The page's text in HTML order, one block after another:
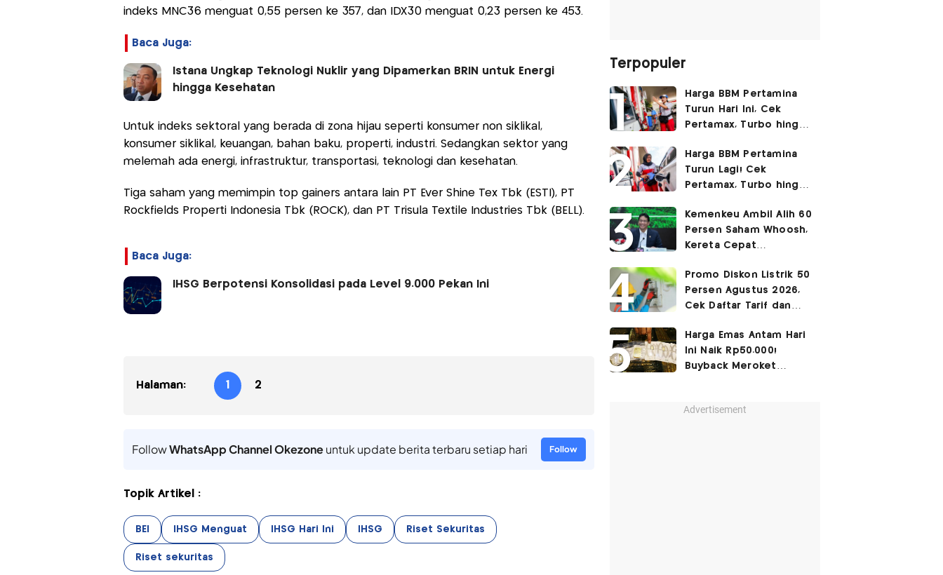
indeks MNC36 menguat 0,55 persen ke 357, dan IDX30 menguat 0,23 persen ke 453.
Baca Juga:
Istana Ungkap Teknologi Nuklir yang Dipamerkan BRIN untuk Energi
hingga Kesehatan
Untuk indeks sektoral yang berada di zona hijau seperti konsumer non siklikal,
konsumer siklikal, keuangan, bahan baku, properti, industri. Sedangkan sektor yang
melemah ada energi, infrastruktur, transportasi, teknologi dan kesehatan.
Tiga saham yang memimpin top gainers antara lain PT Ever Shine Tex Tbk (ESTI), PT
Rockfields Properti Indonesia Tbk (ROCK), dan PT Trisula Textile Industries Tbk (BELL).
Baca Juga:
IHSG Berpotensi Konsolidasi pada Level 9.000 Pekan Ini
Halaman: 1 2
FollowWhatsApp Channel Okezoneuntuk update berita terbaru setiap hari Follow
Topik Artikel :
BEI IHSG Menguat IHSG Hari Ini IHSG Riset Sekuritas
Riset sekuritas
Terpopuler
Harga BBM Pertamina
Turun Hari Ini, Cek
Pertamax, Turbo hingga
2026
Harga BBM Pertamina
Turun Lagi! Cek
Pertamax, Turbo hingga
Agustus 2026
Kemenkeu Ambil Alih 60
Persen Saham Whoosh,
Kereta Cepat
Surabaya
Promo Diskon Listrik 50
Persen Agustus 2026,
Cek Daftar Tarif dan
Harga Emas Antam Hari
Ini Naik Rp50.000!
Buyback Meroket
Advertisement